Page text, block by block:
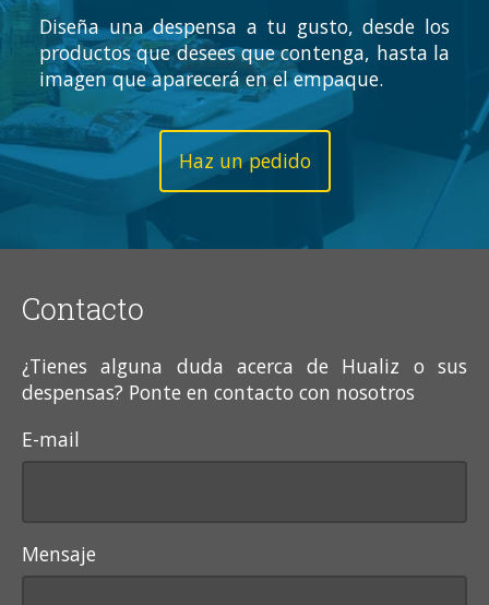
Diseña una despensa a tu gusto, desde los
productos que desees que contenga, hasta la
imagen que aparecerá en el empaque.
Haz un pedido
Contacto
¿Tienes alguna duda acerca de Hualiz o sus
despensas? Ponte en contacto con nosotros
E-mail
Mensaje